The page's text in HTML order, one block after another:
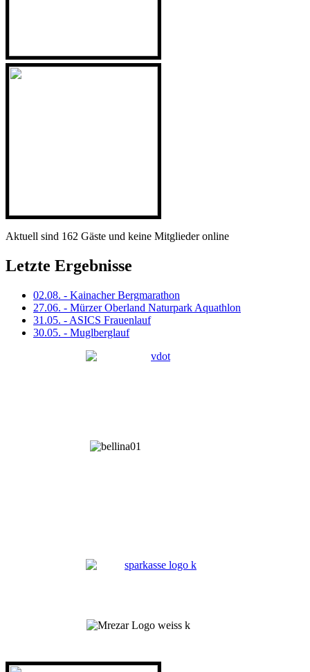
Aktuell sind 162 Gäste und keine Mitglieder online
Letzte Ergebnisse
02.08. - Kainacher Bergmarathon
27.06. - Mürzer Oberland Naturpark Aquathlon
31.05. - ASICS Frauenlauf
30.05. - Muglberglauf